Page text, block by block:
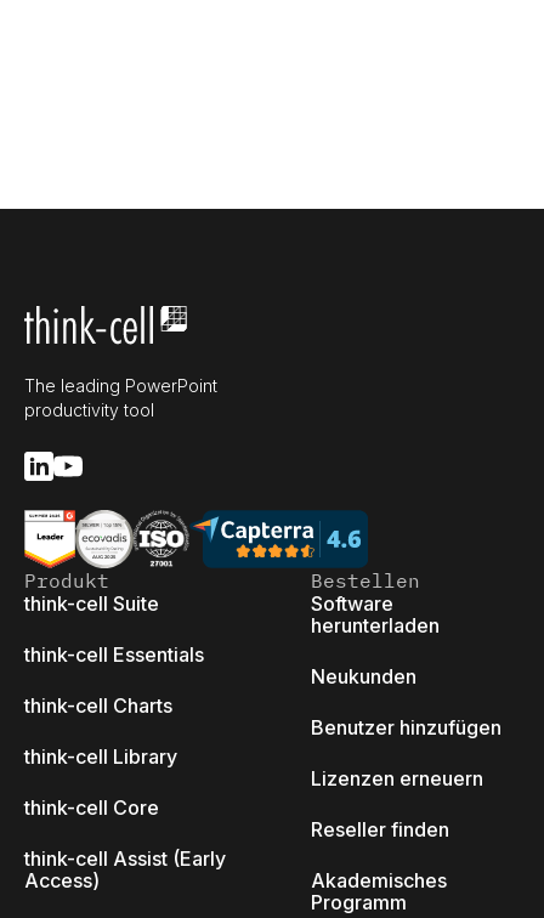
The leading PowerPoint
productivity tool
Produkt
think-cell Suite
think-cell Essentials
think-cell Charts
think-cell Library
think-cell Core
think-cell Assist (Early
Access)
Bestellen
Software
herunterladen
Neukunden
Benutzer hinzufügen
Lizenzen erneuern
Reseller finden
Akademisches
Programm